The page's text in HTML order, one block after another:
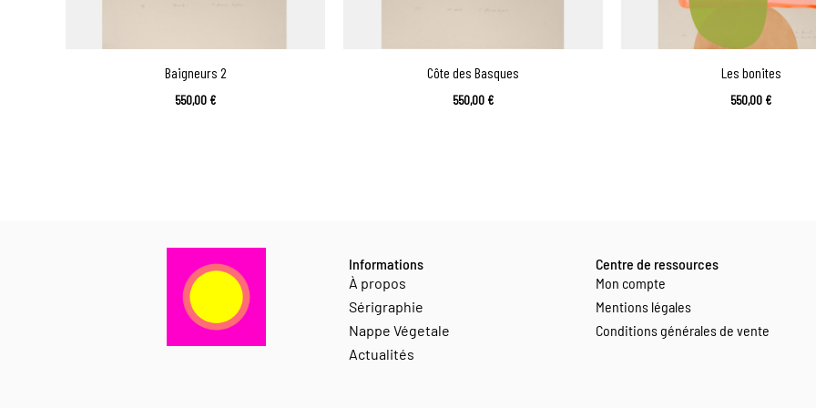
Baigneurs 2
550,00 €
Côte des Basques
550,00 €
Les bonites
550,00 €
Informations
À propos
Sérigraphie
Nappe Végetale
Actualités
Centre de ressources
Mon compte
Mentions légales
Conditions générales de vente